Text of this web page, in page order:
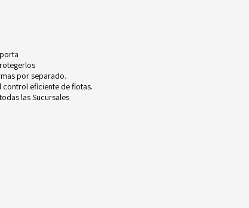
por separado.
control eficiente de flotas.
las Sucursales